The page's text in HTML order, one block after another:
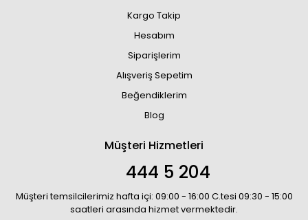
Kargo Takip
Hesabım
Siparişlerim
Alışveriş Sepetim
Beğendiklerim
Blog
Müşteri Hizmetleri
444 5 204
Müşteri temsilcilerimiz hafta içi: 09:00 - 16:00 C.tesi 09:30 - 15:00
saatleri arasında hizmet vermektedir.